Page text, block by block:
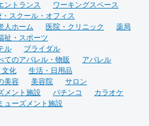
ントランス
ワーキングスペース
スクール・オフィス
人ホーム 医院・クリニック
薬局
祉・スポーツ
ル
ブライダル
てのアパレル・物販
アパレル
文化
生活・日用品
美容 美容院
サロン
メント施設 パチンコ
カラオケ
ューズメント施設